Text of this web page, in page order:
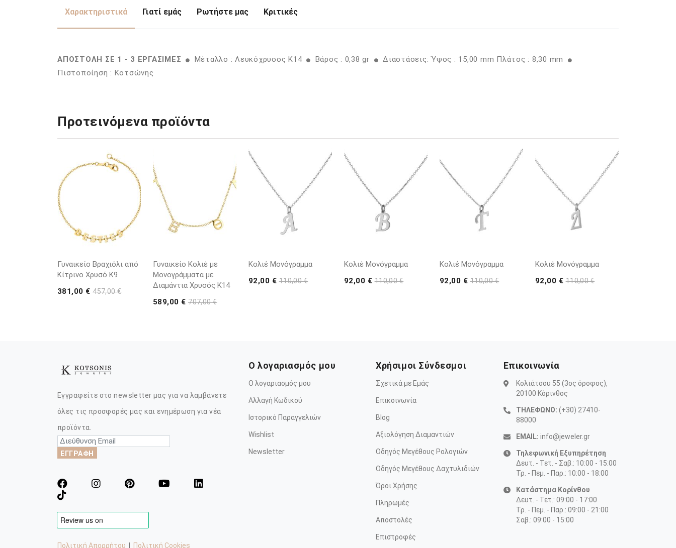
Χαρακτηριστικά Γιατί εμάς Ρωτήστε μας Κριτικές
ΑΠΟΣΤΟΛΗ ΣΕ 1 - 3 ΕΡΓΑΣΙΜΕΣ Μέταλλο : Λευκόχρυσος K14 Βάρος : 0,38 gr
Διαστάσεις: Ύψος : 15,00 mm Πλάτος : 8,30 mm
Πιστοποίηση : Κοτσώνης
Προτεινόμενα προϊόντα
Γυναικείο Βραχιόλι από
Κίτρινο Χρυσό K9
381,00 €457,00 €
Γυναικείο Κολιέ με
Μονογράμματα με
Διαμάντια Χρυσός K14
589,00 €707,00 €
Κολιέ Μονόγραμμα
92,00 €110,00 €
Κολιέ Μονόγραμμα
92,00 €110,00 €
Κολιέ Μονόγραμμα
92,00 €110,00 €
Κολιέ Μονόγραμμα
92,00 €110,00 €
Εγγραφείτε στο newsletter μας για να λαμβάνετε
όλες τις προσφορές μας και ενημέρωση για νέα
προϊόντα.
ΕΓΓΡΑΦΗ
Πολιτική Απορρήτου Πολιτική Cookies
Ο λογαριασμός μου
Ο λογαριασμός μου
Αλλαγή Κωδικού
Ιστορικό Παραγγελιών
Wishlist
Newsletter
Χρήσιμοι Σύνδεσμοι
Σχετικά με Εμάς
Επικοινωνία
Blog
Αξιολόγηση Διαμαντιών
Οδηγός Μεγέθους Ρολογιών
Οδηγός Μεγέθους Δαχτυλιδιών
Όροι Χρήσης
Πληρωμές
Αποστολές
Επιστροφές
Επικοινωνία
Κολιάτσου 55 (3ος όροφος),
20100 Κόρινθος
ΤΗΛΕΦΩΝΟ: (+30) 27410-
88000
EMAIL: info@jeweler.gr
Τηλεφωνική Εξυπηρέτηση
Δευτ. - Τετ. - Σαβ.: 10:00 - 15:00
Τρ. - Πεμ. - Παρ.: 10:00 - 18:00
Κατάστημα Κορίνθου
Δευτ. - Τετ.: 09:00 - 17:00
Τρ. - Πεμ. - Παρ.: 09:00 - 21:00
Σαβ.: 09:00 - 15:00